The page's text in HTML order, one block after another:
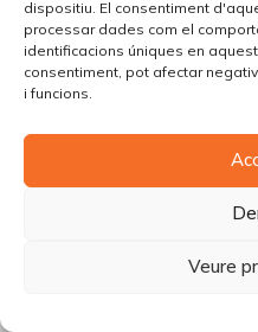
dispositiu. El consentiment
processar dades com el
identificacions úniques en
consentiment, pot afectar
i funcions.
Veure
© Copyright Piùbella
Creative